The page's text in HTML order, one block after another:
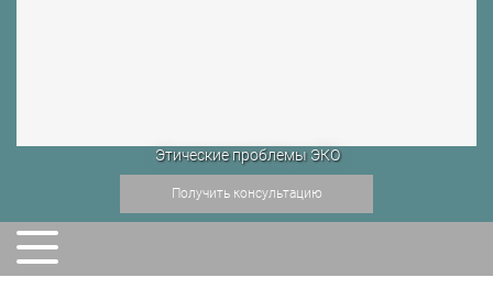
Этические проблемы ЭКО
Получить консультацию